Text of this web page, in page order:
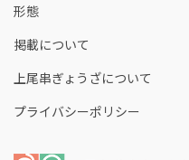
形態
掲載について
上尾串ぎょうざについて
プライバシーポリシー